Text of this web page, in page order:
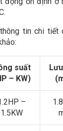
tin chi tiết
suất
– KW)
–
1.5KW